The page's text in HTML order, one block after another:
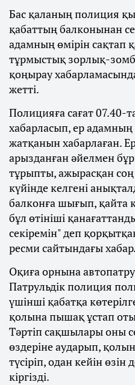
Бас қаланың полиция
қабаттың балконынан
адамның өмірін сақтап
тұрмыстық зорлық-
қоңырау
жетті.
Полицияға сағат 07.40-
хабарласып, ер
жатқанын хабарлаған.
арызданған әйелмен
тұрыпты, ажырасқан соң
күйінде келгені
балконға шығып, қайта
бұл өтініші
секіремін" деп
ресми сайтындағы
Оқиға орнына
Патрульдік полиция
үшінші қабатқа
қолына пышақ ұстап
Тәртіп сақшылары оны
өздеріне аударып,
түсіріп, одан кейін өзін
кіргізді.